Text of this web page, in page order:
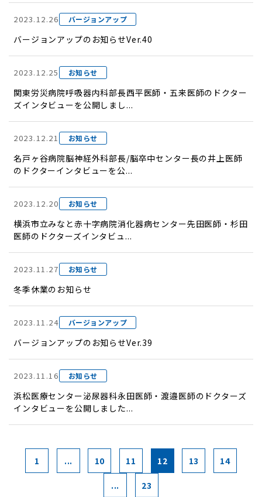
2023.12.26 バージョンアップ
バージョンアップのお知らせVer.40
2023.12.25 お知らせ
関東労災病院呼吸器内科部長西平医師・五来医師のドクター
ズインタビューを公開しまし...
2023.12.21 お知らせ
名戸ヶ谷病院脳神経外科部長/脳卒中センター長の井上医師
のドクターインタビューを公...
2023.12.20 お知らせ
横浜市立みなと赤十字病院消化器病センター先田医師・杉田
医師のドクターズインタビュ...
2023.11.27 お知らせ
冬季休業のお知らせ
2023.11.24 バージョンアップ
バージョンアップのお知らせVer.39
2023.11.16 お知らせ
浜松医療センター泌尿器科永田医師・渡邉医師のドクターズ
インタビューを公開しました...
1 ... 10 11 12 13 14
... 23